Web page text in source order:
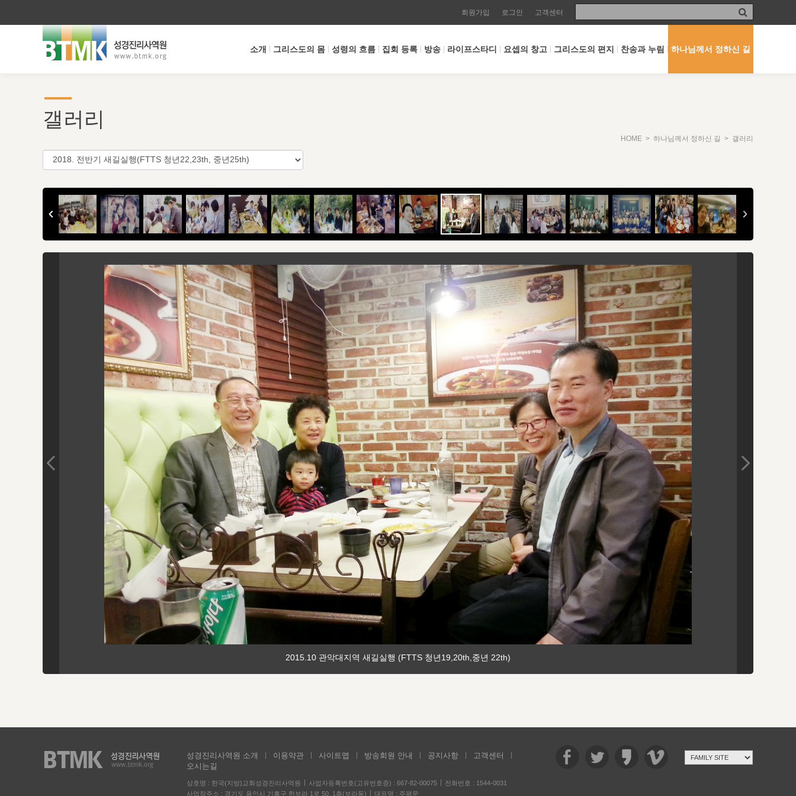
회원가입 로그인 고객센터
소개 그리스도의 몸 성령의 흐름 집회 등록 방송 라이프스타디 요셉의 창고 그리스도의 편지 찬송과 누림 하나님께서 정하신 길
갤러리
HOME > 하나님께서 정하신 길 > 갤러리
2015.10 관악대지역 새길실행 (FTTS 청년19,20th,중년 22th)
성경진리사역원 소개 이용약관 사이트맵 방송회원 안내 공지사항
고객센터
오시는길
상호명 : 한국(지방)교회성경진리사역원 사업자등록번호(고유번호증) : 667-82-00075
전화번호 : 1544-0031
사업장주소 : 경기도 용인시 기흥구 한보라 1로 50, 1층(보라동)
대표명 : 주평문